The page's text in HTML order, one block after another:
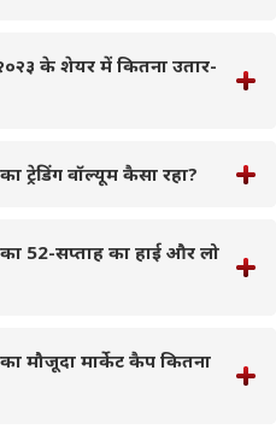
के शेयर में कितना उतार-
ट्रेडिंग वॉल्यूम कैसा रहा?
का 52-सप्ताह का हाई और लो
मौजूदा मार्केट कैप कितना